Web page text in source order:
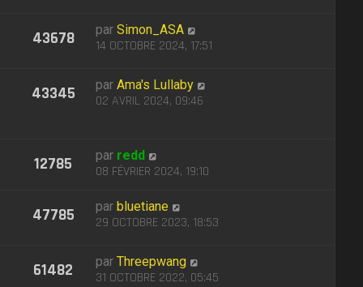
43678 parSimon_ASA
14 OCTOBRE 2024, 17:51
43345 parAma's Lullaby
02 AVRIL 2024, 09:46
12785 par redd
08 FÉVRIER 2024, 19:10
47785 parbluetiane
29 OCTOBRE 2023, 18:53
61482 parThreepwang
31 OCTOBRE 2022, 05:45